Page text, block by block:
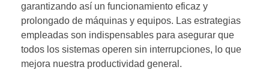
garantizando así un funcionamiento eficaz y
prolongado de máquinas y equipos. Las estrategias
empleadas son indispensables para asegurar que
todos los sistemas operen sin interrupciones, lo que
mejora nuestra productividad general.